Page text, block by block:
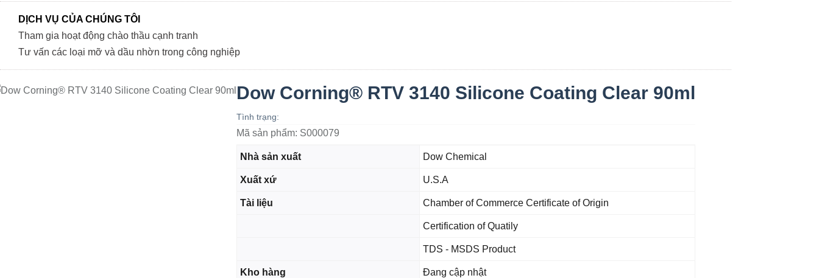
DỊCH VỤ CỦA CHÚNG TÔI
Tham gia hoạt động chào thầu cạnh tranh
Tư vấn các loại mỡ và dầu nhờn trong công nghiệp
Dow Corning® RTV 3140 Silicone Coating Clear 90ml
Tình trạng:
Mã sản phẩm: S000079
Nhà sản xuất Dow Chemical
Xuất xứ U.S.A
Tài liệu Chamber of Commerce Certificate of Origin
Certification of Quatily
TDS - MSDS Product
Kho hàng Đang cập nhật